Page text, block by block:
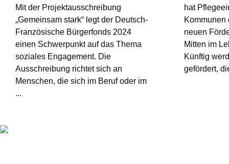
Mit der Projektausschreibung
„Gemeinsam stark“ legt der Deutsch-
Französische Bürgerfonds 2024
einen Schwerpunkt auf das Thema
soziales Engagement. Die
Ausschreibung richtet sich an
Menschen, die sich im Beruf oder im
...
hat
Kommunen
neuen
Mitten im
Künftig
gefördert,